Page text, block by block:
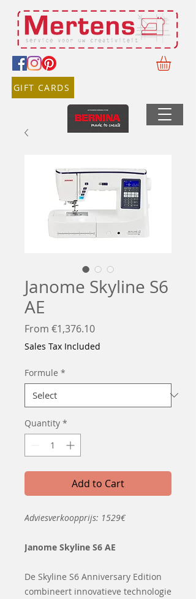
GIFT CARDS
Janome Skyline S6
AE
From €1,376.10Sale
Price
Sales Tax Included
Formule *
Quantity *
Add to Cart
Adviesverkoopprijs: 1529€
Janome Skyline S6 AE
De Skyline S6 Anniversary Edition
combineert innovatieve technologie